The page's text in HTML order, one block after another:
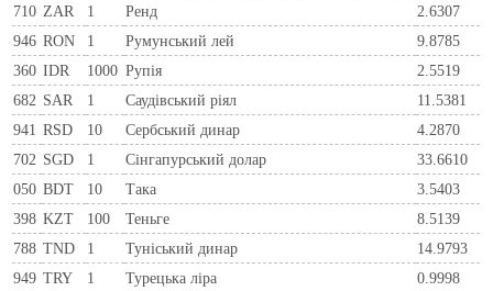
710 ZAR 1 Ренд
2.6307
946 RON 1 Румунський лей
9.8785
360 IDR 1000 Рупія
2.5519
682 SAR 1 Саудівський ріял
11.5381
941 RSD 10 Сербський динар
4.2870
702 SGD 1 Сінгапурський долар
33.6610
050 BDT 10 Така
3.5403
398 KZT 100 Теньге
8.5139
788 TND 1 Туніський динар
14.9793
949 TRY 1 Турецька ліра 0.9998